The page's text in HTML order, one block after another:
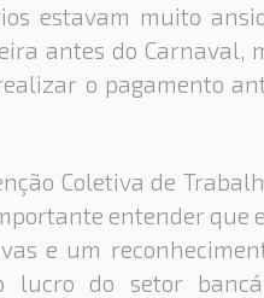
estavam muito
antes do Carnaval,
o pagamento
Coletiva de
entender que
e um
lucro do setor